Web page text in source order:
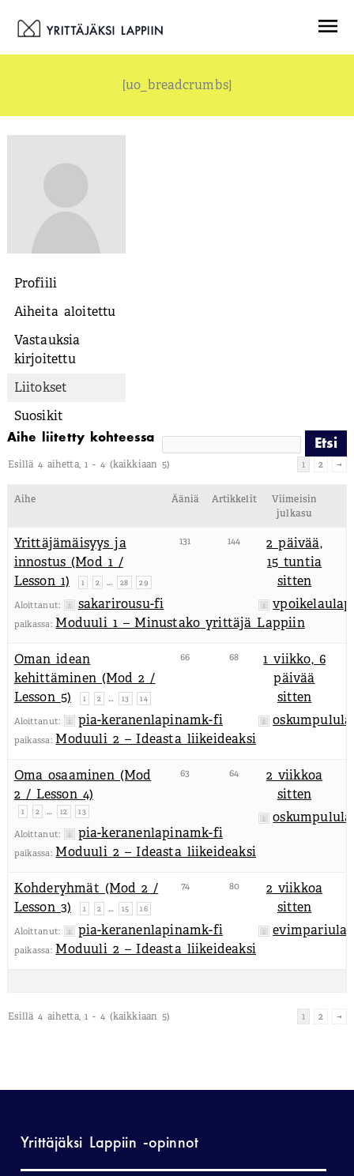
sisältöön
[uo_breadcrumbs]
Profiili
Aiheita aloitettu
Vastauksia
kirjoitettu
Liitokset
Suosikit
Aihe liitetty kohteessa
Esillä 4 aihetta, 1 - 4 (kaikkiaan 5) 1 2 →
Aihe Ääniä Artikkelit
Viimeisin
julkasu
Yrittäjämäisyys ja
innostus (Mod 1 /
Lesson 1)
1 2 … 28 29
Aloittanut: sakarirousu-fi
paikassa: Moduuli 1 – Minustako yrittäjä Lappiin
131 144
2 päivää,
15 tuntia
sitten
Oman idean
kehittäminen (Mod 2 /
Lesson 5)
1 2 … 13 14
Aloittanut: pia-keranenlapinamk-fi
paikassa: Moduuli 2 – Ideasta liikeideaksi
66 68
1 viikko, 6
päivää
sitten
Oma osaaminen (Mod
2 / Lesson 4)
1 2 … 12 13
Aloittanut: pia-keranenlapinamk-fi
paikassa: Moduuli 2 – Ideasta liikeideaksi
63 64
2 viikkoa
sitten
Kohderyhmät (Mod 2 /
Lesson 3)
1 2 … 15 16
Aloittanut: pia-keranenlapinamk-fi
paikassa: Moduuli 2 – Ideasta liikeideaksi
74 80
2 viikkoa
sitten
Esillä 4 aihetta, 1 - 4 (kaikkiaan 5) 1 2 →
Yrittäjäksi Lappiin -opinnot